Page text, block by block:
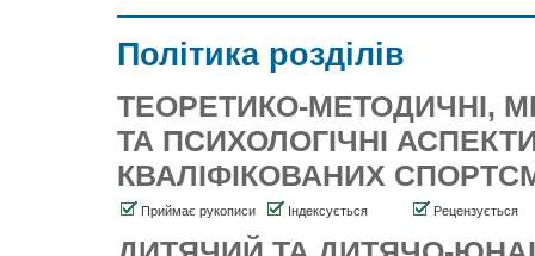
Політика розділів
ТЕОРЕТИКО-МЕТОДИЧНІ,
ТА ПСИХОЛОГІЧНІ
КВАЛІФІКОВАНИХ
Приймає рукописи Індексується Рецензується